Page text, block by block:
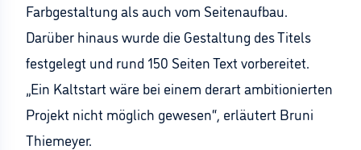
Farbgestaltung als auch vom Seitenaufbau.
Darüber hinaus wurde die Gestaltung des Titels
festgelegt und rund 150 Seiten Text vorbereitet.
„Ein Kaltstart wäre bei einem derart ambitionierten
Projekt nicht möglich gewesen“, erläutert Bruni
Thiemeyer.